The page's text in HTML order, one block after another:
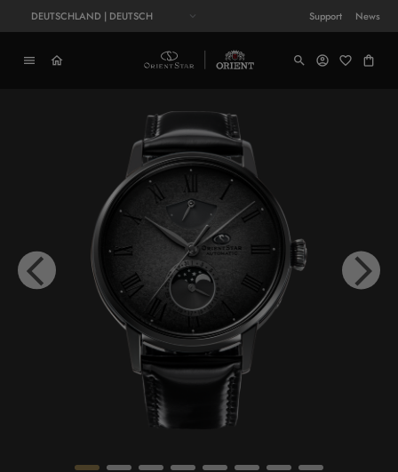
DEUTSCHLAND | DEUTSCH Support News